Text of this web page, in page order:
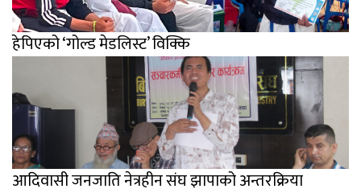
हेपिएको ‘गोल्ड मेडलिस्ट’ विक्कि
आदिवासी जनजाति नेत्रहीन संघ झापाको अन्तरक्रिया